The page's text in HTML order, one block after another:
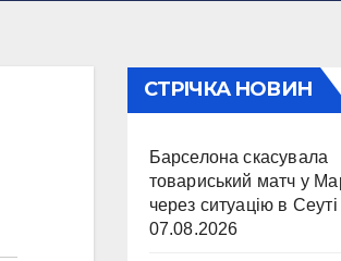
СТРІЧКА НОВИН
Барселона скасувала
товариський матч у
через ситуацію в Сеуті
07.08.2026